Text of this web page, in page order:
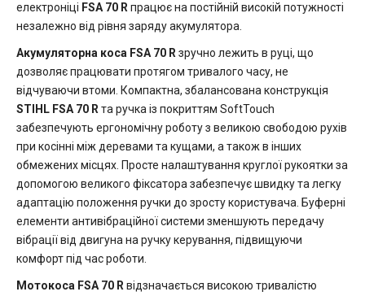
електроніці FSA 70 R працює на постійній високій потужності
незалежно від рівня заряду акумулятора.
Акумуляторна коса FSA 70 R зручно лежить в руці, що
дозволяє працювати протягом тривалого часу, не
відчуваючи втоми. Компактна, збалансована конструкція
STIHL FSA 70 R та ручка із покриттям SoftTouch
забезпечують ергономічну роботу з великою свободою рухів
при косінні між деревами та кущами, а також в інших
обмежених місцях. Просте налаштування круглої рукоятки за
допомогою великого фіксатора забезпечує швидку та легку
адаптацію положення ручки до зросту користувача. Буферні
елементи антивібраційної системи зменшують передачу
вібрації від двигуна на ручку керування, підвищуючи
комфорт під час роботи.
Мотокоса FSA 70 R відзначається високою тривалістю